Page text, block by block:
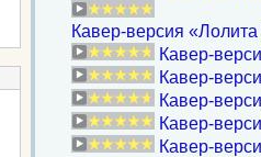
Кавер-версия
Кавер-
Кавер-
Кавер-
Кавер-
Кавер-